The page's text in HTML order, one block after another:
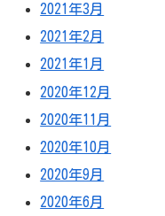
2021年3月
2021年2月
2021年1月
2020年12月
2020年11月
2020年10月
2020年9月
2020年6月